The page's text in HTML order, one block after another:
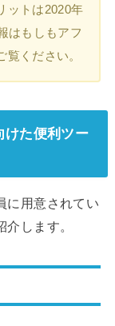
ットは2020年
はもしもアフ
ください。
けた便利ツー
に用意されてい
します。